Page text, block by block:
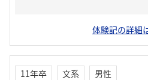
体験記の詳細
11年卒 文系
男性